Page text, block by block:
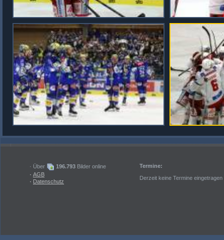
· Über 196.793 Bilder online
· AGB
· Datenschutz
Termine:
Derzeit keine Termine eingetragen